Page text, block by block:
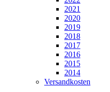
2021
2020
2019
2018
2017
2016
2015
2014
Versandkosten